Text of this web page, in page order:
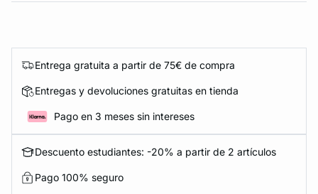
Entrega gratuita a partir de 75€ de compra
Entregas y devoluciones gratuitas en tienda
Pago en 3 meses sin intereses
Descuento estudiantes: -20% a partir de 2 artículos
Pago 100% seguro